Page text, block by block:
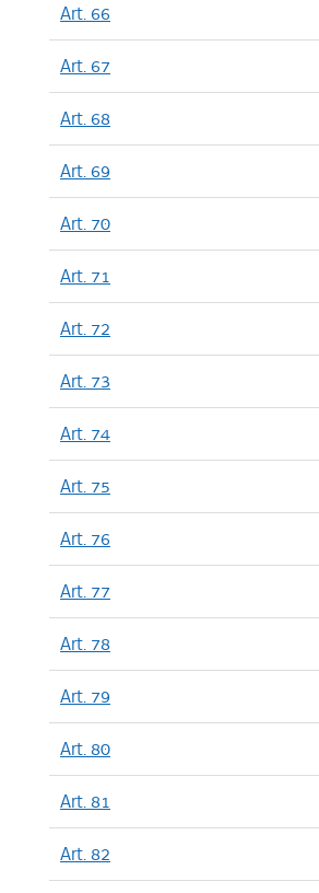
Art. 66
Art. 67
Art. 68
Art. 69
Art. 70
Art. 71
Art. 72
Art. 73
Art. 74
Art. 75
Art. 76
Art. 77
Art. 78
Art. 79
Art. 80
Art. 81
Art. 82